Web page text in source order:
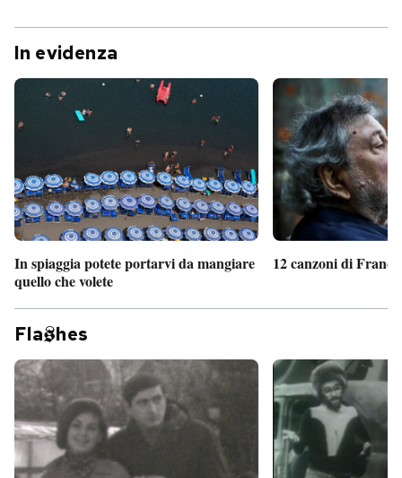
In evidenza
In spiaggia potete portarvi da mangiare
quello che volete
12 canzoni di
Fla hes